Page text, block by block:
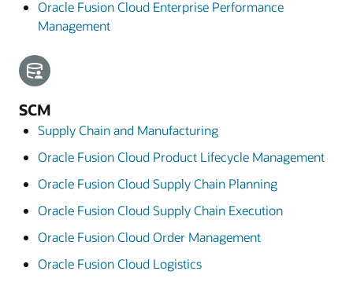
Oracle Fusion Cloud Enterprise Performance
Management
SCM
Supply Chain and Manufacturing
Oracle Fusion Cloud Product Lifecycle Management
Oracle Fusion Cloud Supply Chain Planning
Oracle Fusion Cloud Supply Chain Execution
Oracle Fusion Cloud Order Management
Oracle Fusion Cloud Logistics